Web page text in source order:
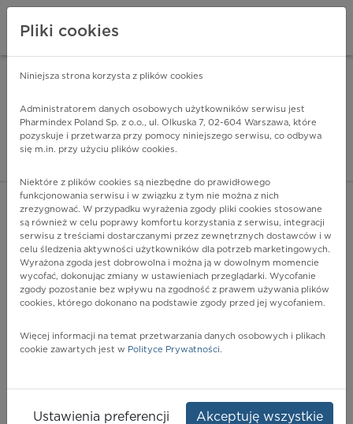
Pharmindex - lider
ZALOGUJ SIĘ
POKAŻ FILTRY
Pharmindex
Pliki cookies
Niniejsza strona korzysta z plików cookies
Administratorem danych osobowych użytkowników serwisu jest
Pharmindex Poland Sp. z o.o., ul. Olkuska 7, 02-604 Warszawa, które
pozyskuje i przetwarza przy pomocy niniejszego serwisu, co odbywa
się m.in. przy użyciu plików cookies.
Niektóre z plików cookies są niezbędne do prawidłowego
funkcjonowania serwisu i w związku z tym nie można z nich
zrezygnować. W przypadku wyrażenia zgody pliki cookies stosowane
są również w celu poprawy komfortu korzystania z serwisu, integracji
serwisu z treściami dostarczanymi przez zewnętrznych dostawców i w
celu śledzenia aktywności użytkowników dla potrzeb marketingowych.
Wyrażona zgoda jest dobrowolna i można ją w dowolnym momencie
wycofać, dokonując zmiany w ustawieniach przeglądarki. Wycofanie
zgody pozostanie bez wpływu na zgodność z prawem używania plików
cookies, którego dokonano na podstawie zgody przed jej wycofaniem.
Więcej informacji na temat przetwarzania danych osobowych i plikach
cookie zawartych jest w Polityce Prywatności.
Ustawienia preferencji Akceptuję wszystkie
ZA DARMO - w Google Play INSTALUJ